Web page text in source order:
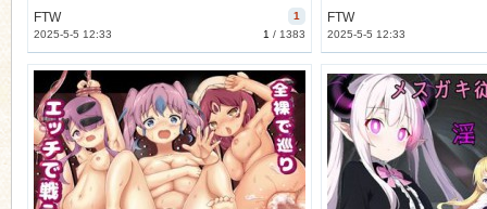
1
FTW
1 / 1383
2025-5-5 12:33
FTW
2025-5-5 12:33